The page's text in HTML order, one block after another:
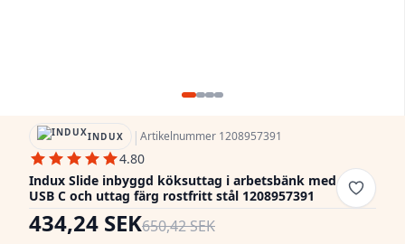
INDUX | Artikelnummer 1208957391
4.80
Indux Slide inbyggd köksuttag i arbetsbänk med
USB C och uttag färg rostfritt stål 1208957391
434,24 SEK650,42 SEK